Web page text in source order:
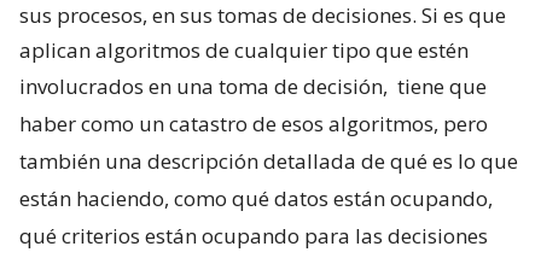
sus procesos, en sus tomas de decisiones. Si es que
aplican algoritmos de cualquier tipo que estén
involucrados en una toma de decisión, tiene que
haber como un catastro de esos algoritmos, pero
también una descripción detallada de qué es lo que
están haciendo, como qué datos están ocupando,
qué criterios están ocupando para las decisiones